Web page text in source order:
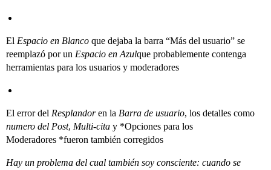
El Espacio en Blanco que dejaba la barra “Más del usuario” se
reemplazó por un Espacio en Azulque probablemente contenga
herramientas para los usuarios y moderadores
El error del Resplandoren la Barra de usuario, los detalles como
numero del Post, Multi-cita y *Opciones para los
Moderadores *fueron también corregidos
Hay un problema del cual también soy consciente: cuando se